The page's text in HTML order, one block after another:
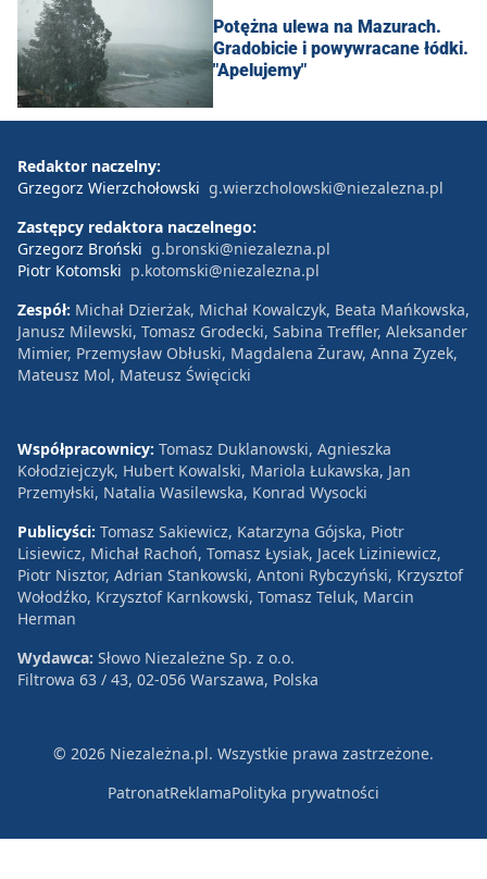
Potężna ulewa na Mazurach.
Gradobicie i powywracane łódki.
"Apelujemy"
Redaktor naczelny:
Grzegorz Wierzchołowski g.wierzcholowski@niezalezna.pl
Zastępcy redaktora naczelnego:
Grzegorz Broński g.bronski@niezalezna.pl
Piotr Kotomski p.kotomski@niezalezna.pl
Zespół: Michał Dzierżak, Michał Kowalczyk, Beata Mańkowska,
Janusz Milewski, Tomasz Grodecki, Sabina Treffler, Aleksander
Mimier, Przemysław Obłuski, Magdalena Żuraw, Anna Zyzek,
Mateusz Mol, Mateusz Święcicki
Współpracownicy: Tomasz Duklanowski, Agnieszka
Kołodziejczyk, Hubert Kowalski, Mariola Łukawska, Jan
Przemyłski, Natalia Wasilewska, Konrad Wysocki
Publicyści: Tomasz Sakiewicz, Katarzyna Gójska, Piotr
Lisiewicz, Michał Rachoń, Tomasz Łysiak, Jacek Liziniewicz,
Piotr Nisztor, Adrian Stankowski, Antoni Rybczyński, Krzysztof
Wołodźko, Krzysztof Karnkowski, Tomasz Teluk, Marcin
Herman
Wydawca: Słowo Niezależne Sp. z o.o.
Filtrowa 63 / 43, 02-056 Warszawa, Polska
© 2026 Niezależna.pl. Wszystkie prawa zastrzeżone.
PatronatReklamaPolityka prywatności